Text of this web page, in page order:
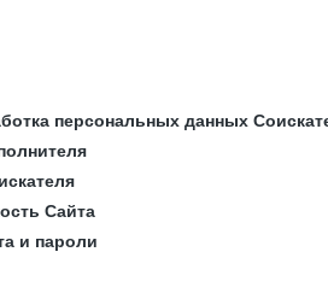
персональных данных
Сайта
и пароли